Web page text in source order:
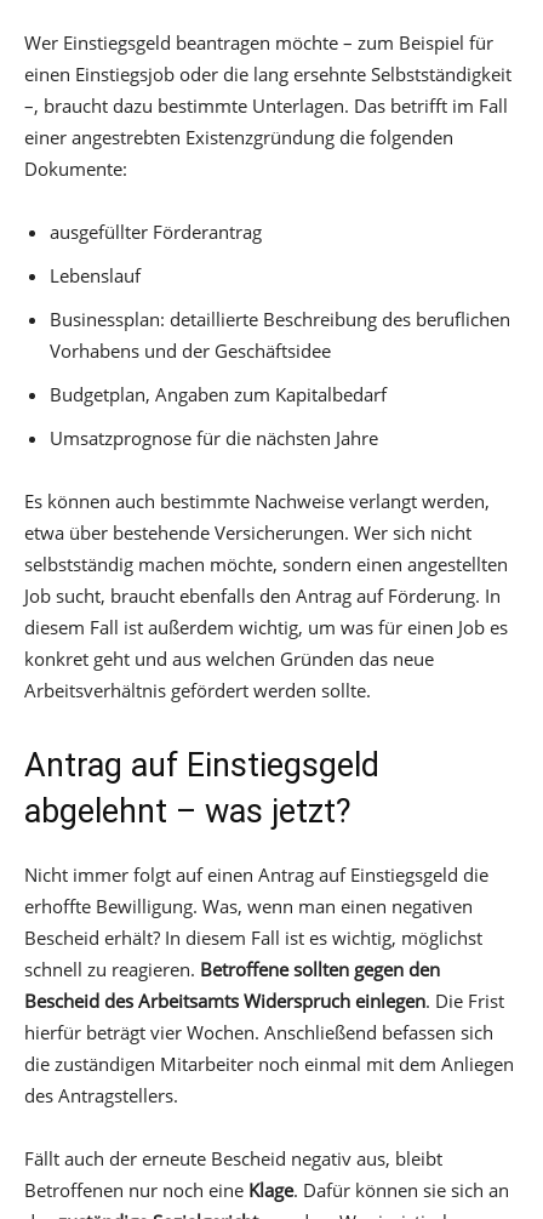
Wer Einstiegsgeld beantragen möchte – zum Beispiel für
einen Einstiegsjob oder die lang ersehnte Selbstständigkeit
–, braucht dazu bestimmte Unterlagen. Das betrifft im Fall
einer angestrebten Existenzgründung die folgenden
Dokumente:
ausgefüllter Förderantrag
Lebenslauf
Businessplan: detaillierte Beschreibung des beruflichen
Vorhabens und der Geschäftsidee
Budgetplan, Angaben zum Kapitalbedarf
Umsatzprognose für die nächsten Jahre
Es können auch bestimmte Nachweise verlangt werden,
etwa über bestehende Versicherungen. Wer sich nicht
selbstständig machen möchte, sondern einen angestellten
Job sucht, braucht ebenfalls den Antrag auf Förderung. In
diesem Fall ist außerdem wichtig, um was für einen Job es
konkret geht und aus welchen Gründen das neue
Arbeitsverhältnis gefördert werden sollte.
Antrag auf Einstiegsgeld
abgelehnt – was jetzt?
Nicht immer folgt auf einen Antrag auf Einstiegsgeld die
erhoffte Bewilligung. Was, wenn man einen negativen
Bescheid erhält? In diesem Fall ist es wichtig, möglichst
schnell zu reagieren. Betroffene sollten gegen den
Bescheid des Arbeitsamts Widerspruch einlegen. Die Frist
hierfür beträgt vier Wochen. Anschließend befassen sich
die zuständigen Mitarbeiter noch einmal mit dem Anliegen
des Antragstellers.
Fällt auch der erneute Bescheid negativ aus, bleibt
Betroffenen nur noch eine Klage. Dafür können sie sich an